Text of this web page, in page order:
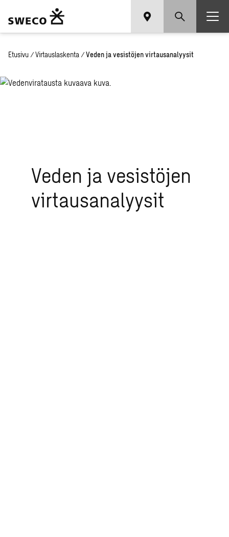
Etusivu / Virtauslaskenta / Veden ja vesistöjen virtausanalyysit
Veden ja vesistöjen
virtausanalyysit